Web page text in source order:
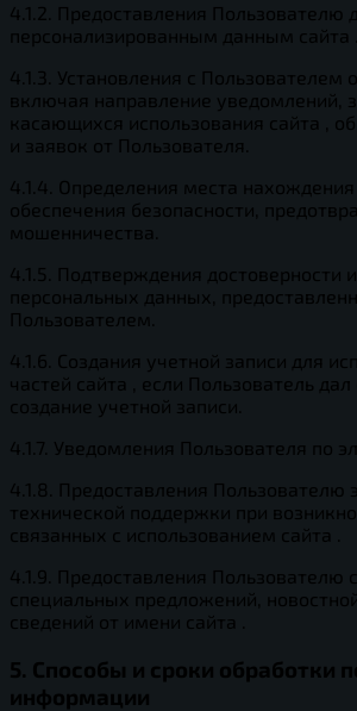
4.1.2. Предоставления Пользователю
персонализированным данным сайта .
4.1.3. Установления с Пользователем
включая направление уведомлений,
касающихся использования сайта ,
и заявок от Пользователя.
4.1.4. Определения места
обеспечения безопасности,
мошенничества.
4.1.5. Подтверждения достоверности
персональных данных,
Пользователем.
4.1.6. Создания учетной записи для
частей сайта , если Пользователь дал
создание учетной записи.
4.1.7. Уведомления Пользователя по
4.1.8. Предоставления Пользователю
технической поддержки при
связанных с использованием сайта .
4.1.9. Предоставления Пользователю
специальных предложений,
сведений от имени сайта .
5. Способы и сроки обработки
информации